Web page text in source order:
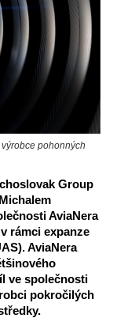
pohonných
Group
AviaNera
rámci expanze
AviaNera
ve společnosti
pokročilých